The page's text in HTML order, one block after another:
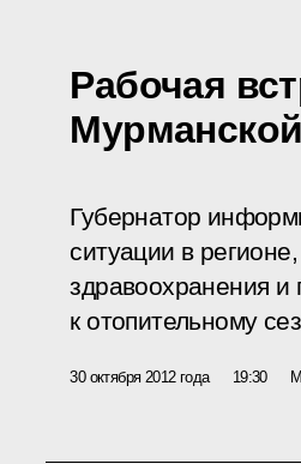
Рабочая
Губернатор
ситуации в
здравоохранения и
к отопительному
30 октября 2012 года 19:30